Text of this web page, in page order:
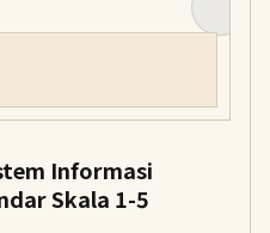
Informasi
Skala 1-5